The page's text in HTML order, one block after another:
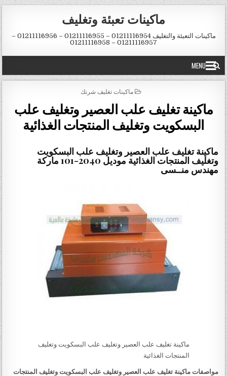
Skip to content
ماكينات تعبئة وتغليف
ماكينات التعبئة والتغليف 01211116954 – 01211116955 – 01211116956 –
01211116957 – 01211116958
MENU
POSTED IN
ماكينات تغليف شرنك
ماكينة تغليف علب العصير وتغليف علب
البسكويت وتغليف المنتجات الغذائية
ماكينة تغليف علب العصير وتغليف علب البسكويت
وتغليف المنتجات الغذائيةموديل 2040 -101 ماركة
مهندس منــسى
ماكينة تغليف علب العصير وتغليف علب البسكويت وتغليف
المنتجات الغذائية
مواصفاتماكينة تغليف علب العصير وتغليف علب البسكويت وتغليف المنتجات